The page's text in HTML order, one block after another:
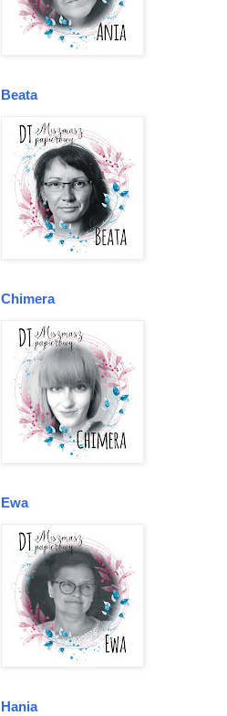
Beata
Chimera
Ewa
Hania